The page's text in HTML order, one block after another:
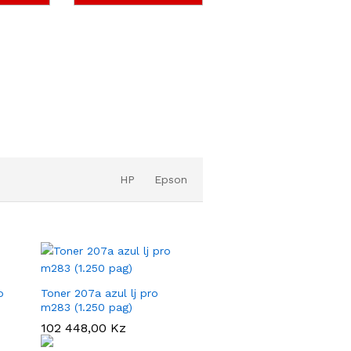
HP Epson
Toner 207a azul lj pro
m283 (1.250 pag)
102 448,00 Kz
102 448,00 Kz